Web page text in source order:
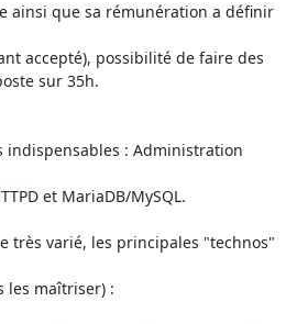
ainsi que sa rémunération a définir
accepté), possibilité de faire des
sur 35h.
indispensables : Administration
et MariaDB/MySQL.
très varié, les principales "technos"
les maîtriser) :